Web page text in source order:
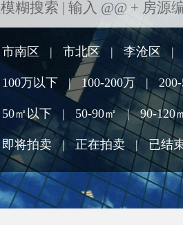
市南区 | 市北区 | 李沧区 |
100万以下 | 100-200万 |
50㎡以下 | 50-90㎡ | 90-120
即将拍卖 | 正在拍卖 | 已结